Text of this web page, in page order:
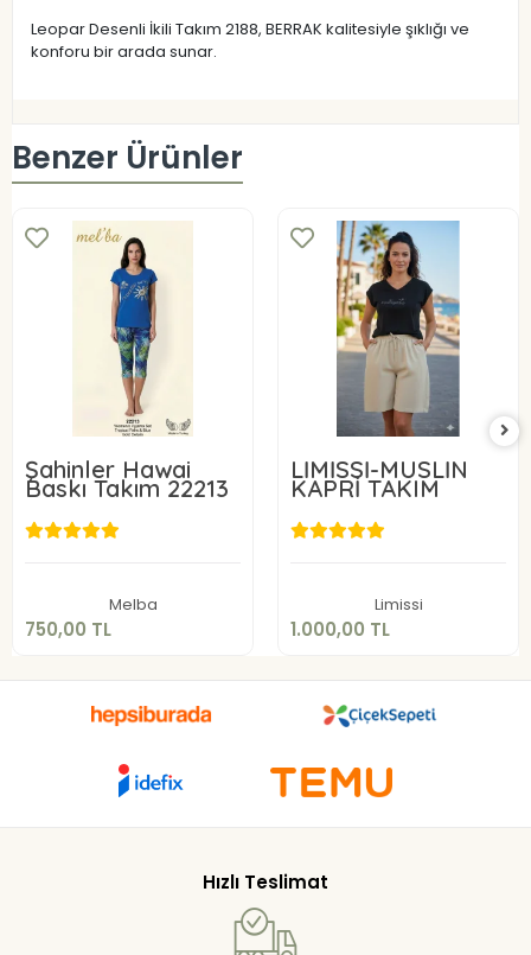
Leopar Desenli İkili Takım 2188, BERRAK kalitesiyle şıklığı ve
konforu bir arada sunar.
Benzer Ürünler
Şahinler Hawai
Baskı Takım 22213
Melba
750,00 TL
750,00 TL
LİMİSSİ-MÜSLİN
KAPRİ TAKIM
Limissi
1.000,00 TL
1.000,00 TL
Hızlı Teslimat